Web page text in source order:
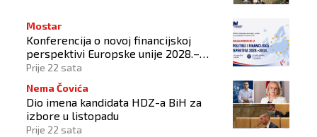
Mostar
Konferencija o novoj financijskoj
perspektivi Europske unije 2028.–
2034.
Prije 22 sata
Nema Čovića
Dio imena kandidata HDZ-a BiH za
izbore u listopadu
Prije 22 sata